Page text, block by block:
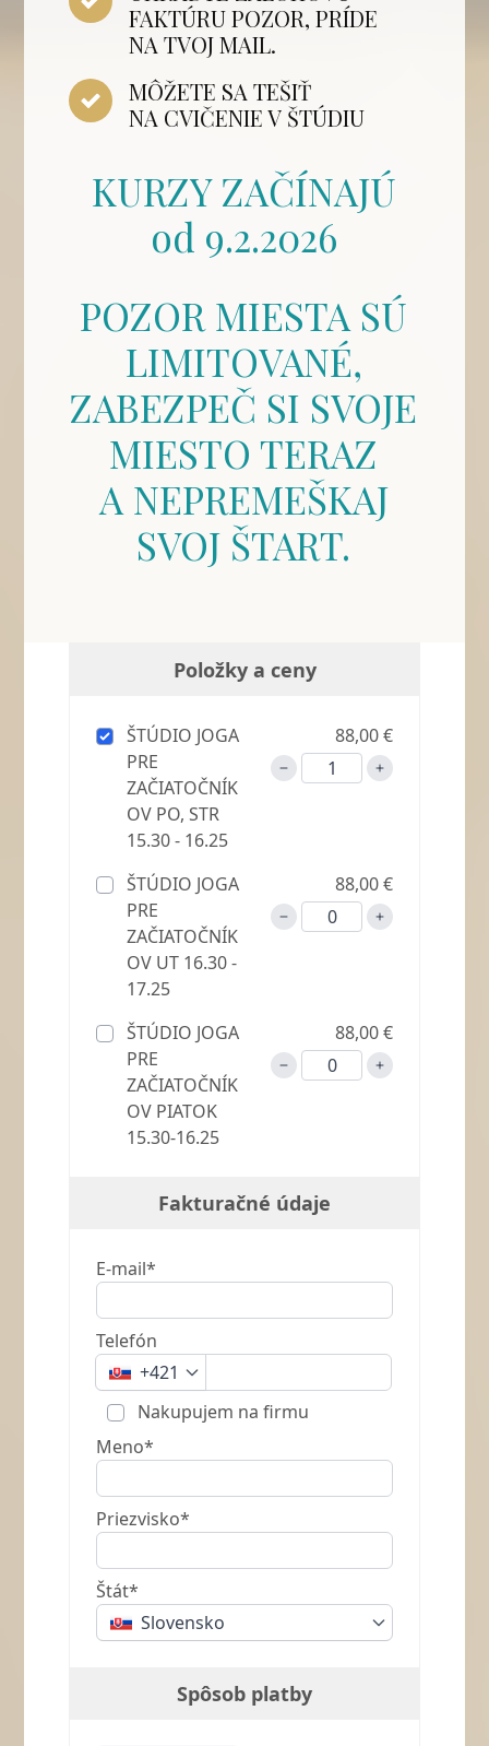
FAKTÚRU POZOR, PRÍDE
NA TVOJ MAIL.
MÔŽETE SA TEŠIŤ
NA CVIČENIE V ŠTÚDIU
KURZY ZAČÍNAJÚ
od 9.2.2026
POZOR MIESTA SÚ
LIMITOVANÉ,
ZABEZPEČ SI SVOJE
MIESTO TERAZ
A NEPREMEŠKAJ
SVOJ ŠTART.
Položky a ceny
ŠTÚDIO JOGA
PRE
ZAČIATOČNÍK
OV PO, STR
15.30 - 16.25
88,00 €
ŠTÚDIO JOGA
PRE
ZAČIATOČNÍK
OV UT 16.30 -
17.25
88,00 €
ŠTÚDIO JOGA
PRE
ZAČIATOČNÍK
OV PIATOK
15.30-16.25
88,00 €
Fakturačné údaje
E-mail*
Telefón
+421
Nakupujem na firmu
Meno*
Priezvisko*
Štát*
Slovensko
Spôsob platby